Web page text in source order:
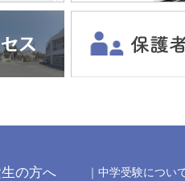
の方へ 中学受験につい